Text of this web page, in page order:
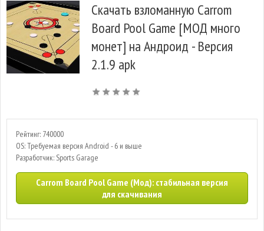
Скачать взломанную Carrom
Board Pool Game [МОД много
монет] на Андроид - Версия
2.1.9 apk
Рейтинг: 740000
OS: Требуемая версия Android - 6 и выше
Разработчик: Sports Garage
Carrom Board Pool Game (Мод): стабильная версия
для скачивания